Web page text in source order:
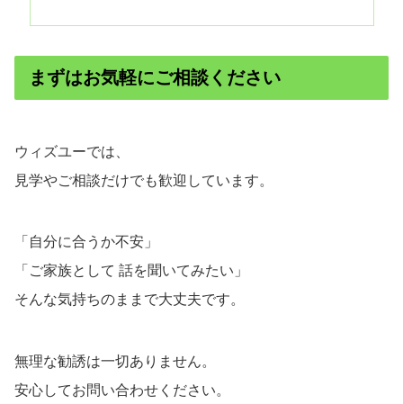
まずはお気軽にご相談ください
ウィズユーでは、
見学やご相談だけでも歓迎しています。
「自分に合うか不安」
「ご家族として 話を聞いてみたい」
そんな気持ちのままで大丈夫です。
無理な勧誘は一切ありません。
安心してお問い合わせください。